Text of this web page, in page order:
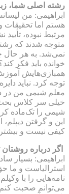
رشته اصلی شما،
ابراهیمی: من
هستم اما تحقیقات
مرتبط نبوده،
متوجه شدند که
نمی‌شد. به هر حال
خوانده باید فکر
همبازی‌هایش آموزش
توجه کرد. نباید
معلم شیمی من در
خیلی سر کلاس
شیمی را تک‌ماده
این و گرفتن
کیفی نیست و
اگر درباره
ابراهیمی: بسیار
استرالیاست و ما
نامه‌هایی را با
می‌توانم صحبت